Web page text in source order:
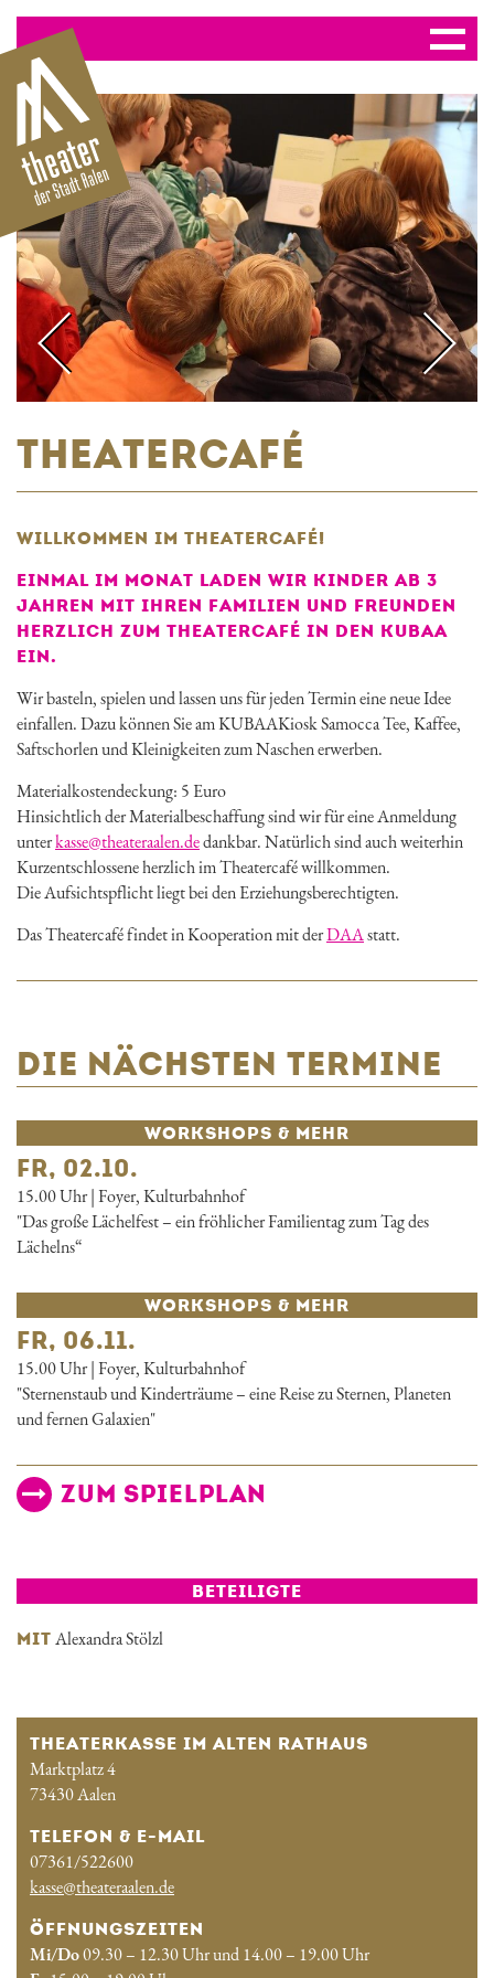
THEATERCAFÉ
WILLKOMMEN IM THEATERCAFÉ!
EINMAL IM MONAT LADEN WIR KINDER AB 3
JAHREN MIT IHREN FAMILIEN UND FREUNDEN
HERZLICH ZUM THEATERCAFÉ IN DEN KUBAA
EIN.
Wir basteln, spielen und lassen uns für jeden Termin eine neue Idee
einfallen. Dazu können Sie am KUBAAKiosk Samocca Tee, Kaffee,
Saftschorlen und Kleinigkeiten zum Naschen erwerben.
Materialkostendeckung: 5 Euro
Hinsichtlich der Materialbeschaffung sind wir für eine Anmeldung
unterkasse@theateraalen.dedankbar. Natürlich sind auch weiterhin
Kurzentschlossene herzlich im Theatercafé willkommen.
Die Aufsichtspflicht liegt bei den Erziehungsberechtigten.
Das Theatercafé findet in Kooperation mit derDAAstatt.
DIE NÄCHSTEN TERMINE
WORKSHOPS & MEHR
FR, 02.10.
15.00 Uhr | Foyer, Kulturbahnhof
"Das große Lächelfest – ein fröhlicher Familientag zum Tag des
Lächelns“
WORKSHOPS & MEHR
FR, 06.11.
15.00 Uhr | Foyer, Kulturbahnhof
"Sternenstaub und Kinderträume – eine Reise zu Sternen, Planeten
und fernen Galaxien"
ZUM SPIELPLAN
BETEILIGTE
MIT Alexandra Stölzl
THEATERKASSE IM ALTEN RATHAUS
Marktplatz 4
73430 Aalen
TELEFON & E-MAIL
07361/522600
kasse@theateraalen.de
ÖFFNUNGSZEITEN
Mi/Do09.30 – 12.30 Uhr und 14.00 – 19.00 Uhr